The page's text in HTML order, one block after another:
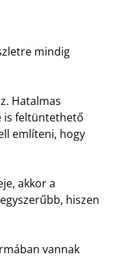
mindig
Hatalmas
is feltüntethető
említeni, hogy
akkor a
hiszen
vannak